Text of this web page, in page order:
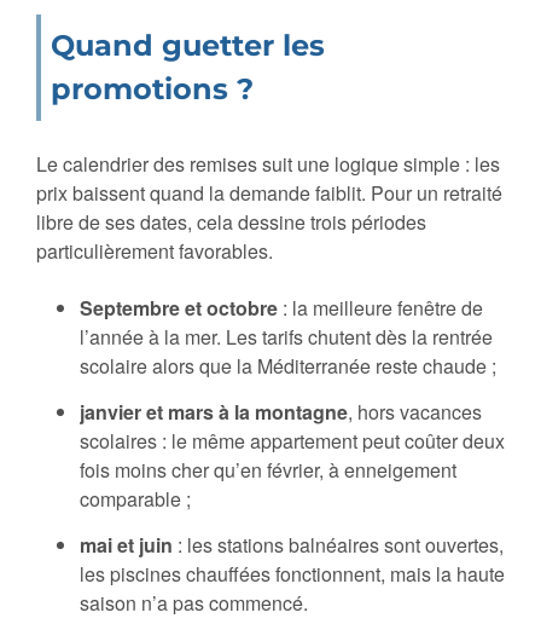
Quand guetter les
promotions ?
Le calendrier des remises suit une logique simple : les
prix baissent quand la demande faiblit. Pour un retraité
libre de ses dates, cela dessine trois périodes
particulièrement favorables.
Septembre et octobre : la meilleure fenêtre de
l’année à la mer. Les tarifs chutent dès la rentrée
scolaire alors que la Méditerranée reste chaude ;
janvier et mars à la montagne, hors vacances
scolaires : le même appartement peut coûter deux
fois moins cher qu’en février, à enneigement
comparable ;
mai et juin : les stations balnéaires sont ouvertes,
les piscines chauffées fonctionnent, mais la haute
saison n’a pas commencé.